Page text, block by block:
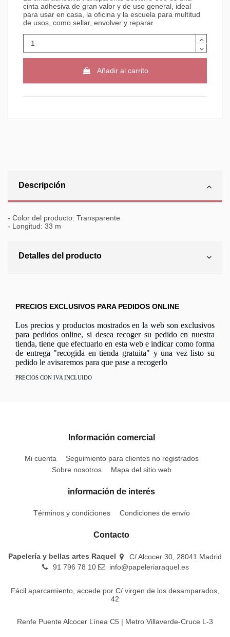
cinta adhesiva de gran valor y de uso general, ideal
para usar en casa, la oficina y la escuela para multitud
de usos, como sellar, envolver y reparar
Añadir al carrito
Descripción
- Color del producto: Transparente
- Longitud: 33 m
Detalles del producto
PRECIOS EXCLUSIVOS PARA PEDIDOS ONLINE
Los precios y productos mostrados en la web son exclusivos
para pedidos online, si desea recoger su pedido en nuestra
tienda, tiene que efectuarlo en esta web e indicar como forma
de entrega "recogida en tienda gratuita" y una vez listo su
pedido le avisaremos para que pase a recogerlo
PRECIOS CON IVA INCLUIDO
Información comercial
Mi cuenta
Seguimiento para clientes no registrados
Sobre nosotros
Mapa del sitio web
información de interés
Términos y condiciones Condiciones de envío
Contacto
Papelería y bellas artes Raquel
C/ Alcocer 30, 28041 Madrid
91 796 78 10
info@papeleriaraquel.es
Fácil aparcamiento, accede por C/ virgen de los desamparados,
42
Renfe Puente Alcocer Línea C5 | Metro Villaverde-Cruce L-3